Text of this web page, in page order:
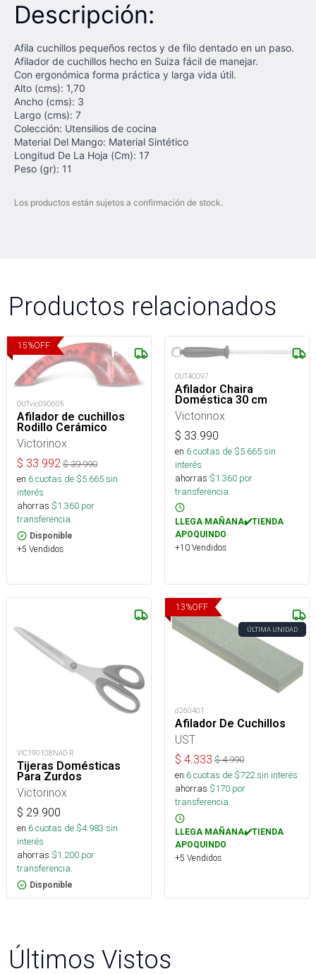
Descripción:
Afila cuchillos pequeños rectos y de filo dentado en un paso.
Afilador de cuchillos hecho en Suiza fácil de manejar.
Con ergonómica forma práctica y larga vida útil.
Alto (cms): 1,70
Ancho (cms): 3
Largo (cms): 7
Colección: Utensilios de cocina
Material Del Mango: Material Sintético
Longitud De La Hoja (Cm): 17
Peso (gr): 11
Los productos están sujetos a confirmación de stock.
Productos relacionados
15%OFF
OUTvic090605
Afilador de cuchillos
Rodillo Cerámico
Victorinox
$ 33.992 $39.990
en 6cuotas de $5.665sin
interés
ahorras $1.360 por
transferencia.
Disponible
+5 Vendidos
OUT40097
Afilador Chaira
Doméstica 30 cm
Victorinox
$ 33.990
en 6cuotas de $5.665sin
interés
ahorras $1.360 por
transferencia.
LLEGA MAÑANA✔️TIENDA
APOQUINDO
+10 Vendidos
VIC190108NAD-R
Tijeras Domésticas
Para Zurdos
Victorinox
$ 29.900
en 6cuotas de $4.983 sin
interés
ahorras $1.200 por
transferencia.
Disponible
13%OFF
ÚLTIMA UNIDAD
d260401
Afilador De Cuchillos
UST
$ 4.333 $4.990
en 6cuotas de $722sin interés
ahorras $170 por
transferencia.
LLEGA MAÑANA✔️TIENDA
APOQUINDO
+5 Vendidos
Últimos Vistos